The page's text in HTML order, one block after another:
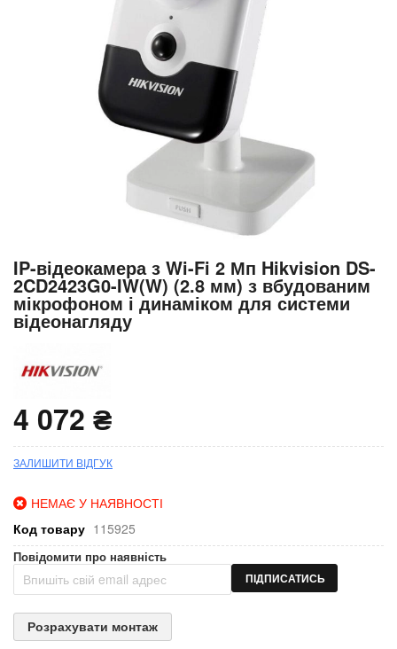
Перейти
до
початку
галереї
зображень
IP-відеокамера з Wi-Fi 2 Мп Hikvision DS-
2CD2423G0-IW(W) (2.8 мм) з вбудованим
мікрофоном і динаміком для системи
відеонагляду
4 072 ₴
ЗАЛИШИТИ ВІДГУК
НЕМАЄ У НАЯВНОСТІ
Код товару 115925
Повідомити про наявність
ПІДПИСАТИСЬ
Розрахувати монтаж